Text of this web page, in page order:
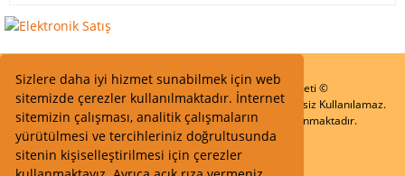
Sizlere daha iyi hizmet sunabilmek için web
sitemizde çerezler kullanılmaktadır. İnternet
sitemizin çalışması, analitik çalışmaların
yürütülmesi ve tercihleriniz doğrultusunda
sitenin kişiselleştirilmesi için çerezler
Start Elektronik Sanayi ve Ticaret Limited Şirketi ©
Resimler Yazılar ve İçeriklerin Tüm hakları saklıdır ve İzinsiz Kullanılamaz.
Kredi kartı bilgileriniz 256bit SSL Sertifikası ile Korunmaktadır.